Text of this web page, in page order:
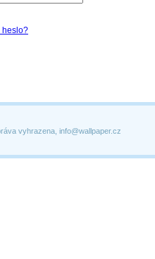
vyhrazena, info@wallpaper.cz